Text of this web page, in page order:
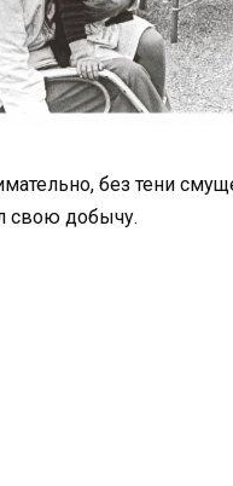
без тени
свою добычу.